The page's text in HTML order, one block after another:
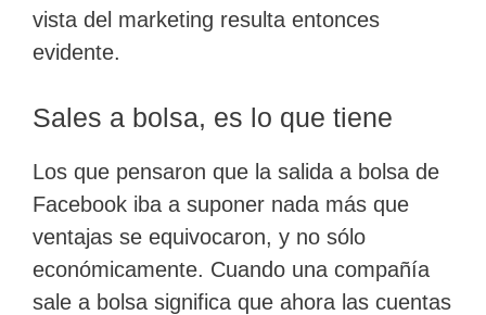
vista del marketing resulta entonces
evidente.
Sales a bolsa, es lo que tiene
Los que pensaron que la salida a bolsa de
Facebook iba a suponer nada más que
ventajas se equivocaron, y no sólo
económicamente. Cuando una compañía
sale a bolsa significa que ahora las cuentas